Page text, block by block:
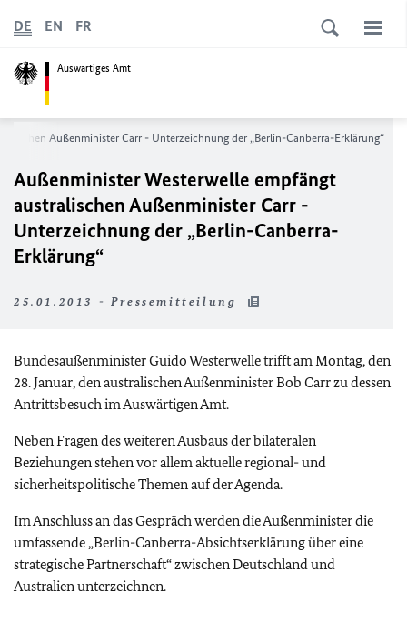
Auswärtiges Amt
DE EN FR
Außenminister Carr - Unterzeichnung der „Berlin-Canberra-Erklärung“
Außenminister Westerwelle empfängt
australischen Außenminister Carr -
Unterzeichnung der „Berlin-Canberra-
Erklärung“
25.01.2013 - Pressemitteilung
Bundesaußenminister Guido Westerwelle trifft am Montag, den
28. Januar, den australischen Außenminister Bob Carr zu dessen
Antrittsbesuch im Auswärtigen Amt.
Neben Fragen des weiteren Ausbaus der bilateralen
Beziehungen stehen vor allem aktuelle regional- und
sicherheitspolitische Themen auf der Agenda.
Im Anschluss an das Gespräch werden die Außenminister die
umfassende „Berlin-Canberra-Absichtserklärung über eine
strategische Partnerschaft“ zwischen Deutschland und
Australien unterzeichnen.